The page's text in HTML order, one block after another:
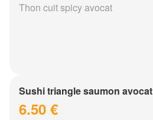
Thon cuit spicy avocat
Sushi triangle saumon avocat
6.50 €